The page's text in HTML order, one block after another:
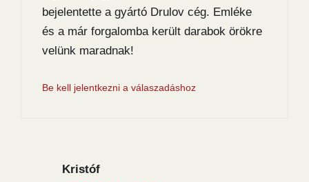
bejelentette a gyártó Drulov cég. Emléke
és a már forgalomba került darabok örökre
velünk maradnak!
Be kell jelentkezni a válaszadáshoz
Kristóf